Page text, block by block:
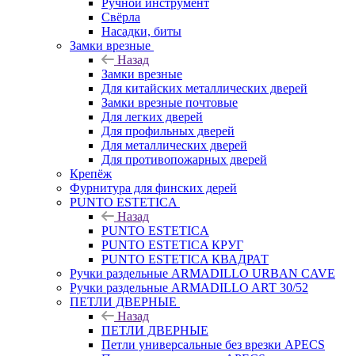
Ручной инструмент
Свёрла
Насадки, биты
Замки врезные
Назад
Замки врезные
Для китайских металлических дверей
Замки врезные почтовые
Для легких дверей
Для профильных дверей
Для металлических дверей
Для противопожарных дверей
Крепёж
Фурнитура для финских дерей
PUNTO ESTETICA
Назад
PUNTO ESTETICA
PUNTO ESTETICA КРУГ
PUNTO ESTETICA КВАДРАТ
Ручки раздельные ARMADILLO URBAN CAVE
Ручки раздельные ARMADILLO ART 30/52
ПЕТЛИ ДВЕРНЫЕ
Назад
ПЕТЛИ ДВЕРНЫЕ
Петли универсальные без врезки APECS